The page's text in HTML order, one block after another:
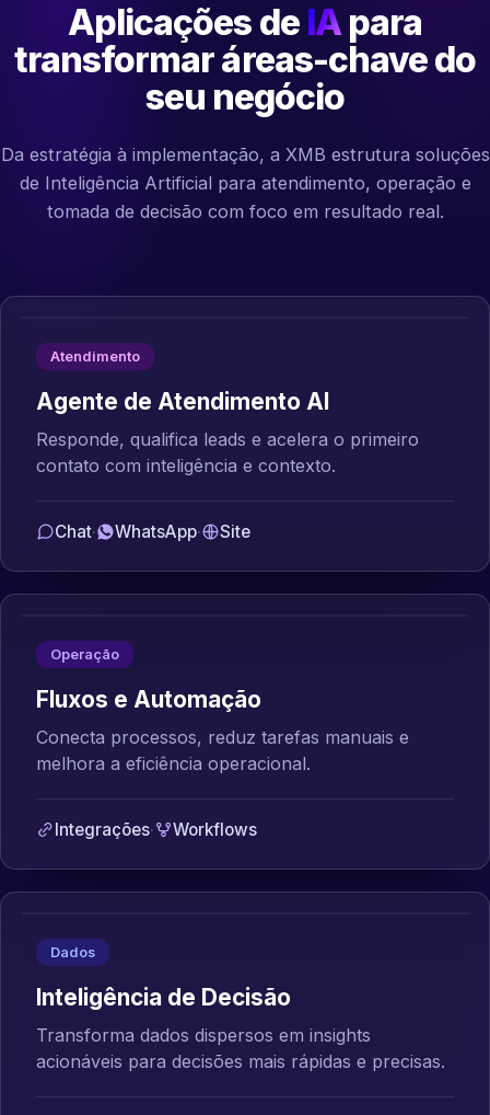
Aplicações de IApara
transformaráreas-chave do
seu negócio
Da estratégia à implementação, a XMB estrutura soluções
de Inteligência Artificial para atendimento, operação e
tomada de decisão com foco em resultado real.
Atendimento
Agente de Atendimento AI
Responde, qualifica leads e acelera o primeiro
contato com inteligência e contexto.
Chat· WhatsApp· Site
Operação
Fluxos e Automação
Conecta processos, reduz tarefas manuais e
melhora a eficiência operacional.
Integrações· Workflows
Dados
Inteligência de Decisão
Transforma dados dispersos em insights
acionáveis para decisões mais rápidas e precisas.